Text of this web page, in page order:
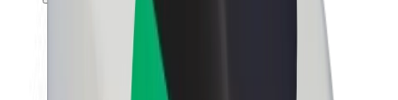
Apie „Bolt“
„Bolt“ tvarumo politika